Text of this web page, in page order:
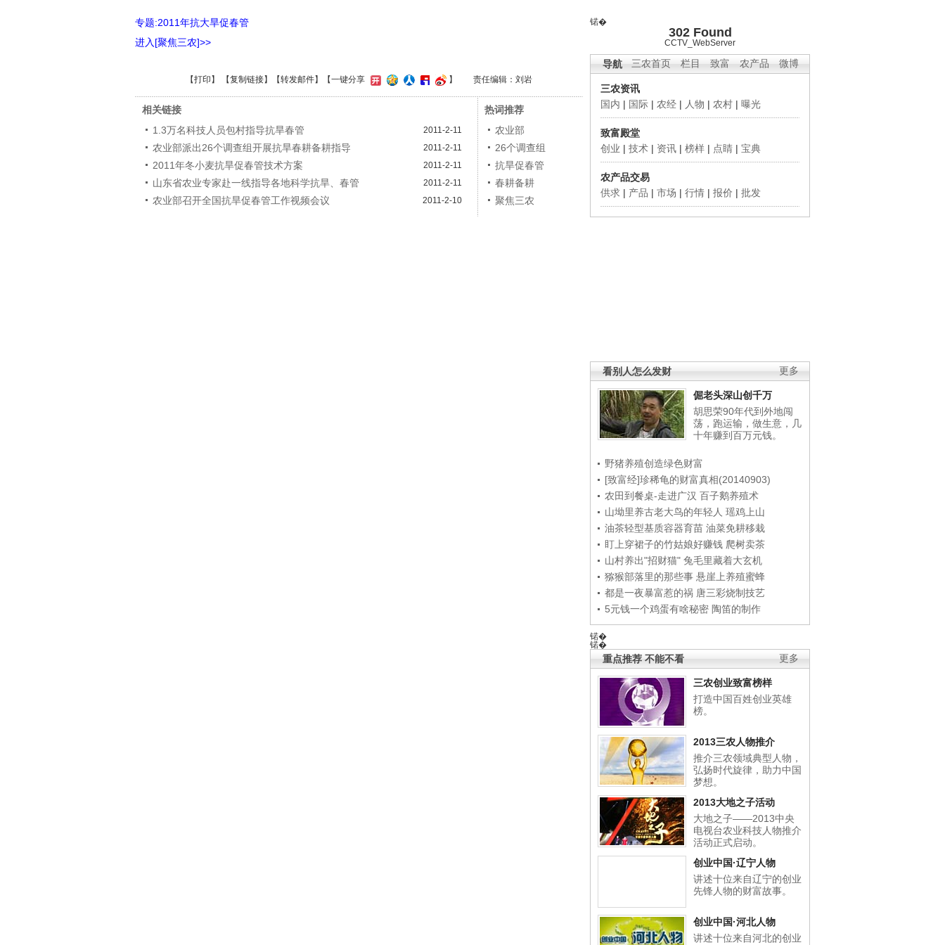
锘�
302 Found
CCTV_WebServer
三农首页 栏目 致富 农产品 微博
导航
三农资讯
国内 | 国际 | 农经 | 人物 | 农村 | 曝光
致富殿堂
创业 | 技术 | 资讯 | 榜样 | 点睛 | 宝典
农产品交易
供求 | 产品 | 市场 | 行情 | 报价 | 批发
更多
看别人怎么发财
倔老头深山创千万
胡思荣90年代到外地闯
荡，跑运输，做生意，几
十年赚到百万元钱。
野猪养殖创造绿色财富
[致富经]珍稀龟的财富真相(20140903)
农田到餐桌-走进广汉 百子鹅养殖术
山坳里养古老大鸟的年轻人 瑶鸡上山
油茶轻型基质容器育苗 油菜免耕移栽
盯上穿裙子的竹姑娘好赚钱 爬树卖茶
山村养出"招财猫" 兔毛里藏着大玄机
猕猴部落里的那些事 悬崖上养殖蜜蜂
都是一夜暴富惹的祸 唐三彩烧制技艺
5元钱一个鸡蛋有啥秘密 陶笛的制作
锘�
锘�
更多
重点推荐 不能不看
三农创业致富榜样
打造中国百姓创业英雄
榜。
2013三农人物推介
推介三农领域典型人物，
弘扬时代旋律，助力中国
梦想。
2013大地之子活动
大地之子——2013中央
电视台农业科技人物推介
活动正式启动。
创业中国·辽宁人物
讲述十位来自辽宁的创业
先锋人物的财富故事。
创业中国·河北人物
讲述十位来自河北的创业
专题:2011年抗大旱促春管
进入[聚焦三农]>>
【打印 】 【复制链接】【转发邮件】 【一键分享 】 责任编辑：刘岩
相关链接
1.3万名科技人员包村指导抗旱春管
2011-2-11
农业部派出26个调查组开展抗旱春耕备耕指导 2011-2-11
2011年冬小麦抗旱促春管技术方案 2011-2-11
山东省农业专家赴一线指导各地科学抗旱、春管 2011-2-11
农业部召开全国抗旱促春管工作视频会议 2011-2-10
热词推荐
农业部
26个调查组
抗旱促春管
春耕备耕
聚焦三农